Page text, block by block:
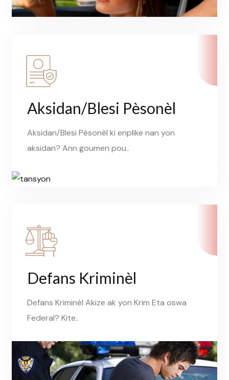
Aksidan/Blesi Pèsonèl
Aksidan/Blesi Pèsonèl ki enplike nan yon
aksidan? Ann goumen pou..
Defans Kriminèl
Defans Kriminèl Akize ak yon Krim Eta oswa
Federal? Kite..